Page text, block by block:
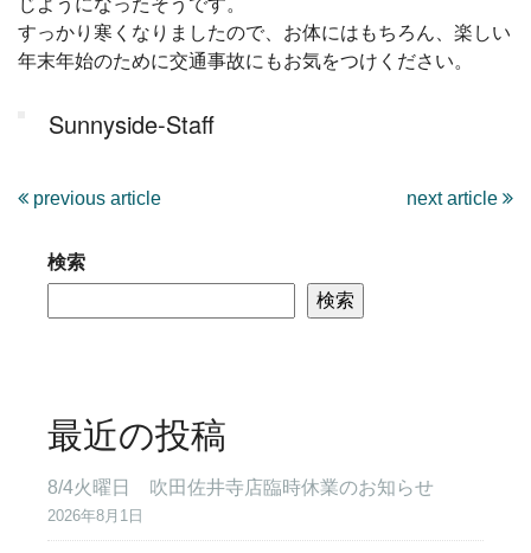
じようになったそうです。
すっかり寒くなりましたので、お体にはもちろん、楽しい
年末年始のために交通事故にもお気をつけください。
Sunnyside-Staff
previous article next article
検索
検索
最近の投稿
8/4火曜日 吹田佐井寺店臨時休業のお知らせ
2026年8月1日